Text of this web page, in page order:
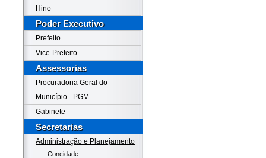
Hino
Poder Executivo
Prefeito
Vice-Prefeito
Assessorias
Procuradoria Geral do
Município - PGM
Gabinete
Secretarias
Administração e Planejamento
Concidade